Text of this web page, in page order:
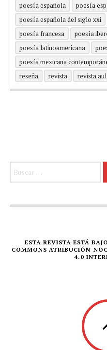
poesía española
poesía
poesía española del siglo xxi
poesía francesa
poesía
poesía latinoamericana
poesía mexicana
reseña
revista revista
ESTA REVISTA ESTÁ
COMMONS ATRIBUCIÓN-
4.0